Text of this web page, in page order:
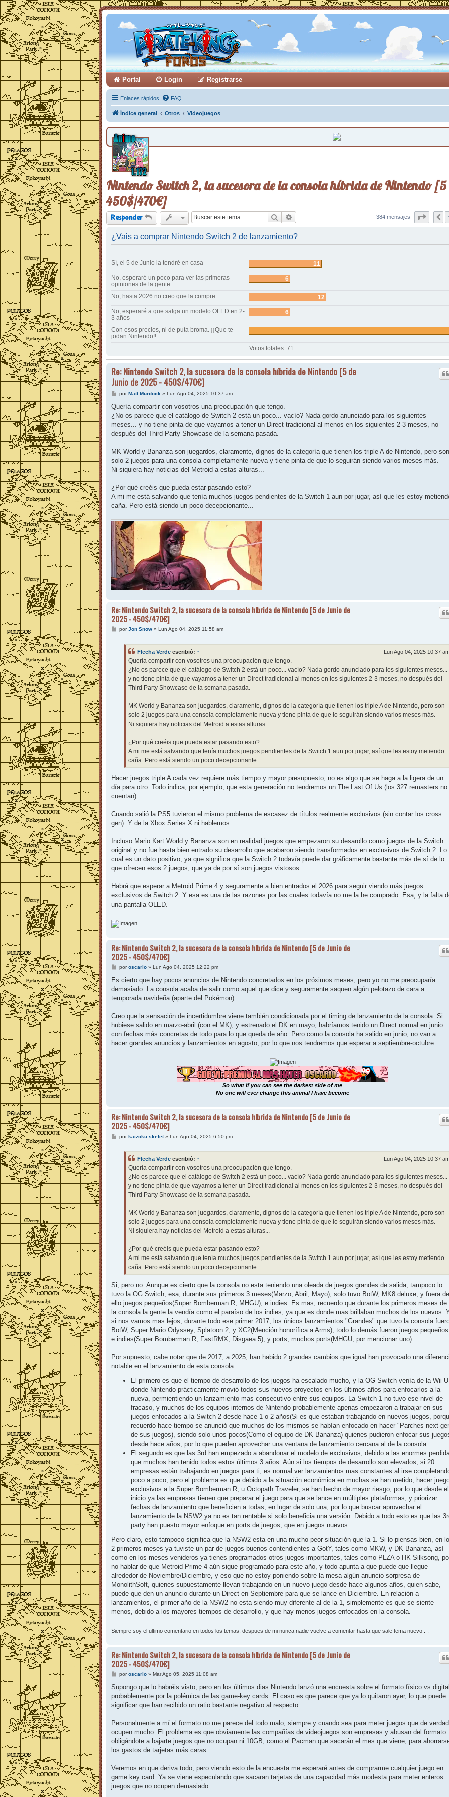
Portal Login Registrarse
Enlaces rápidos FAQ
Índice general Otros Videojuegos
Nintendo Switch 2, la sucesora de la consola híbrida de Nintendo
450$/470€]
Responder Buscar 384 mensajes Página
¿Vais a comprar Nintendo Switch 2 de lanzamiento?
Sí, el 5 de Junio la tendré en casa
11
No, esperaré un poco para ver las primeras
opiniones de la gente
6
No, hasta 2026 no creo que la compre
12
No, esperaré a que salga un modelo OLED en 2-
3 años
6
Con esos precios, ni de puta broma. ¡¡Que te
jodan Nintendo!!
Votos totales: 71
Re: Nintendo Switch 2, la sucesora de la consola híbrida de Nintendo [5 de
Junio de 2025 - 450$/470€]
M
n
a
j
porMatt Murdock » Lun Ago 04, 2025 10:37 am
Quería compartir con vosotros una preocupación que tengo.
¿No os parece que el catálogo de Switch 2 está un poco... vacío? Nada gordo anunciado para los siguientes
meses... y no tiene pinta de que vayamos a tener un Direct tradicional al menos en los siguientes 2-3 meses, no
después del Third Party Showcase de la semana pasada.
MK World y Bananza son juegardos, claramente, dignos de la categoría que tienen los triple A de Nintendo, pero son
solo 2 juegos para una consola completamente nueva y tiene pinta de que lo seguirán siendo varios meses más.
Ni siquiera hay noticias del Metroid a estas alturas...
¿Por qué creéis que pueda estar pasando esto?
A mi me está salvando que tenía muchos juegos pendientes de la Switch 1 aun por jugar, así que les estoy
caña. Pero está siendo un poco decepcionante...
Re: Nintendo Switch 2, la sucesora de la consola híbrida de Nintendo [5 de Junio de
2025 - 450$/470€]
MporJon Snow» Lun Ago 04, 2025 11:58 am
Flecha Verde escribió: ↑ Lun Ago 04, 2025 10:37
Quería compartir con vosotros una preocupación que tengo.
¿No os parece que el catálogo de Switch 2 está un poco... vacío? Nada gordo anunciado para los siguientes meses...
y no tiene pinta de que vayamos a tener un Direct tradicional al menos en los siguientes 2-3 meses, no después del
Third Party Showcase de la semana pasada.
MK World y Bananza son juegardos, claramente, dignos de la categoría que tienen los triple A de Nintendo, pero son
solo 2 juegos para una consola completamente nueva y tiene pinta de que lo seguirán siendo varios meses más.
Ni siquiera hay noticias del Metroid a estas alturas...
¿Por qué creéis que pueda estar pasando esto?
A mi me está salvando que tenía muchos juegos pendientes de la Switch 1 aun por jugar, así que les estoy metiendo
caña. Pero está siendo un poco decepcionante...
Hacer juegos triple A cada vez requiere más tiempo y mayor presupuesto, no es algo que se haga a la ligera de un
día para otro. Todo indica, por ejemplo, que esta generación no tendremos un The Last Of Us (los 327 remasters no
cuentan).
Cuando salió la PS5 tuvieron el mismo problema de escasez de títulos realmente exclusivos (sin contar los cross
gen). Y de la Xbox Series X ni hablemos.
Incluso Mario Kart World y Bananza son en realidad juegos que empezaron su desarollo como juegos de la Switch
original y no fue hasta bien entrado su desarrollo que acabaron siendo transformados en exclusivos de Switch 2. Lo
cual es un dato positivo, ya que significa que la Switch 2 todavía puede dar gráficamente bastante más de sí de lo
que ofrecen esos 2 juegos, que ya de por sí son juegos vistosos.
Habrá que esperar a Metroid Prime 4 y seguramente a bien entrados el 2026 para seguir viendo más juegos
exclusivos de Switch 2. Y esa es una de las razones por las cuales todavía no me la he comprado. Esa, y la falta
una pantalla OLED.
Re: Nintendo Switch 2, la sucesora de la consola híbrida de Nintendo [5 de Junio de
2025 - 450$/470€]
M
n
a
j
poroscario» Lun Ago 04, 2025 12:22 pm
Es cierto que hay pocos anuncios de Nintendo concretados en los próximos meses, pero yo no me preocuparía
demasiado. La consola acaba de salir como aquel que dice y seguramente saquen algún pelotazo de cara a
temporada navideña (aparte del Pokémon).
Creo que la sensación de incertidumbre viene también condicionada por el timing de lanzamiento de la consola. Si
hubiese salido en marzo-abril (con el MK), y estrenado el DK en mayo, habríamos tenido un Direct normal en junio
con fechas más concretas de todo para lo que queda de año. Pero como la consola ha salido en junio, no van a
hacer grandes anuncios y lanzamientos en agosto, por lo que nos tendremos que esperar a septiembre-octubre.
So what if you can see the darkest side of me
No one will ever change this animal I have become
Re: Nintendo Switch 2, la sucesora de la consola híbrida de Nintendo [5 de Junio de
2025 - 450$/470€]
Mporkaizoku skelet» Lun Ago 04, 2025 6:50 pm
Flecha Verde escribió: ↑ Lun Ago 04, 2025 10:37
Quería compartir con vosotros una preocupación que tengo.
¿No os parece que el catálogo de Switch 2 está un poco... vacío? Nada gordo anunciado para los siguientes meses...
y no tiene pinta de que vayamos a tener un Direct tradicional al menos en los siguientes 2-3 meses, no después del
Third Party Showcase de la semana pasada.
MK World y Bananza son juegardos, claramente, dignos de la categoría que tienen los triple A de Nintendo, pero son
solo 2 juegos para una consola completamente nueva y tiene pinta de que lo seguirán siendo varios meses más.
Ni siquiera hay noticias del Metroid a estas alturas...
¿Por qué creéis que pueda estar pasando esto?
A mi me está salvando que tenía muchos juegos pendientes de la Switch 1 aun por jugar, así que les estoy metiendo
caña. Pero está siendo un poco decepcionante...
Si, pero no. Aunque es cierto que la consola no esta teniendo una oleada de juegos grandes de salida, tampoco lo
tuvo la OG Switch, esa, durante sus primeros 3 meses(Marzo, Abril, Mayo), solo tuvo BotW, MK8 deluxe, y fuera de
ello juegos pequeños(Super Bomberman R, MHGU), e indies. Es mas, recuerdo que durante los primeros meses de
la consola la gente la vendía como el paraíso de los indies, ya que es donde mas brillaban muchos de los nuevos.
si nos vamos mas lejos, durante todo ese primer 2017, los únicos lanzamientos "Grandes" que tuvo la consola
BotW, Super Mario Odyssey, Splatoon 2, y XC2(Mención honorífica a Arms), todo lo demás fueron juegos pequeños
e indies(Super Bomberman R, FastRMX, Disgaea 5), y ports, muchos ports(MHGU, por mencionar uno).
Por supuesto, cabe notar que de 2017, a 2025, han habido 2 grandes cambios que igual han provocado una
notable en el lanzamiento de esta consola:
El primero es que el tiempo de desarrollo de los juegos ha escalado mucho, y la OG Switch venía de la Wii U
donde Nintendo prácticamente movió todos sus nuevos proyectos en los últimos años para enfocarlos a la
nueva, permientiendo un lanzamiento mas consecutivo entre sus equipos. La Switch 1 no tuvo ese nivel de
fracaso, y muchos de los equipos internos de Nintendo probablemente apenas empezaron a trabajar en sus
juegos enfocados a la Switch 2 desde hace 1 o 2 años(Si es que estaban trabajando en nuevos juegos,
recuerdo hace tiempo se anunció que muchos de los mismos se habían enfocado en hacer "Parches next-
de sus juegos), siendo solo unos pocos(Como el equipo de DK Bananza) quienes pudieron enfocar sus
desde hace años, por lo que pueden aprovechar una ventana de lanzamiento cercana al de la consola.
El segundo es que las 3rd han empezado a abandonar el modelo de exclusivos, debido a las enormes
que muchos han tenido todos estos últimos 3 años. Aún si los tiempos de desarrollo son elevados, si 20
empresas están trabajando en juegos para ti, es normal ver lanzamientos mas constantes al irse
poco a poco, pero el problema es que debido a la situación económica en muchas se han metido, hacer
exclusivos a la Super Bomberman R, u Octopath Traveler, se han hecho de mayor riesgo, por lo que desde el
inicio ya las empresas tienen que preparar el juego para que se lance en múltiples plataformas, y priorizar
fechas de lanzamiento que beneficien a todas, en lugar de solo una, por lo que buscar aprovechar el
lanzamiento de la NSW2 ya no es tan rentable si solo beneficia una versión. Debido a todo esto es que las
party han puesto mayor enfoque en ports de juegos, que en juegos nuevos.
Pero claro, esto tampoco significa que la NSW2 esta en una mucho peor situación que la 1. Si lo piensas bien, en
2 primeros meses ya tuviste un par de juegos buenos contendientes a GotY, tales como MKW, y DK Bananza, así
como en los meses venideros ya tienes programados otros juegos importantes, tales como PLZA o HK Silksong,
no hablar de que Metroid Prime 4 aún sigue programado para este año, y todo apunta a que puede que llegue
alrededor de Noviembre/Diciembre, y eso que no estoy poniendo sobre la mesa algún anuncio sorpresa de
MonolithSoft, quienes supuestamente llevan trabajando en un nuevo juego desde hace algunos años, quien sabe,
puede que den un anuncio durante un Direct en Septiembre para que se lance en Diciembre. En relación a
lanzamientos, el primer año de la NSW2 no esta siendo muy diferente al de la 1, simplemente es que se siente
menos, debido a los mayores tiempos de desarrollo, y que hay menos juegos enfocados en la consola.
Siempre soy el ultimo comentario en todos los temas, despues de mi nunca nadie vuelve a comentar hasta que sale tema nuevo .-.
Re: Nintendo Switch 2, la sucesora de la consola híbrida de Nintendo [5 de Junio de
2025 - 450$/470€]
M
n
s
a
j
e
poroscario» Mar Ago 05, 2025 11:08 am
Supongo que lo habréis visto, pero en los últimos dias Nintendo lanzó una encuesta sobre el formato físico vs
probablemente por la polémica de las game-key cards. El caso es que parece que ya lo quitaron ayer, lo que puede
significar que han recibido un ratio bastante negativo al respecto:
Personalmente a mí el formato no me parece del todo malo, siempre y cuando sea para meter juegos que de verdad
ocupen mucho. El problema es que obviamente las compañías de videojuegos son empresas y abusan del formato
obligándote a bajarte juegos que no ocupan ni 10GB, como el Pacman que sacarán el mes que viene, para
los gastos de tarjetas más caras.
Veremos en que deriva todo, pero viendo esto de la encuesta me esperaré antes de comprarme cualquier juego en
game key card. Ya se viene especulando que sacaran tarjetas de una capacidad más modesta para meter enteros
juegos que no ocupen demasiado.